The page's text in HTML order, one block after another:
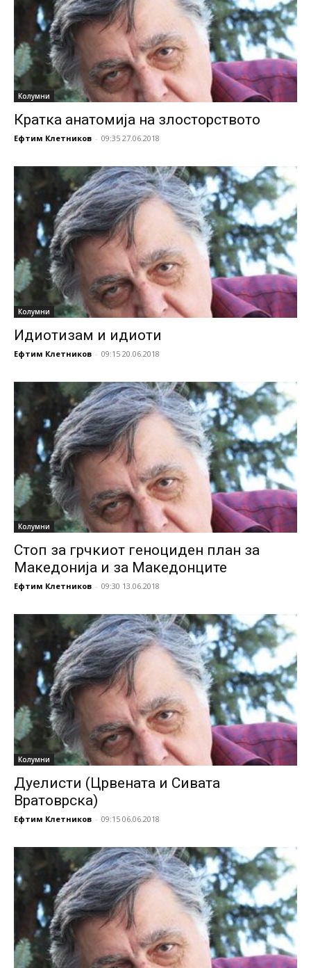
Колумни
Кратка анатомија на злосторството
Ефтим Клетников - 09:35 27.06.2018
Колумни
Идиотизам и идиоти
Ефтим Клетников - 09:15 20.06.2018
Колумни
Стоп за грчкиот геноциден план за
Македонија и за Македонците
Ефтим Клетников - 09:30 13.06.2018
Колумни
Дуелисти (Црвената и Сивата
Вратоврска)
Ефтим Клетников - 09:15 06.06.2018